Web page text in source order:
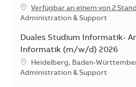
Verfügbar an einem von 2
Kategorie
Administration & Support
Duales Studium Informatik-
Informatik (m/w/d) 2026
Standort
Heidelberg, Baden-
Kategorie
Administration & Support